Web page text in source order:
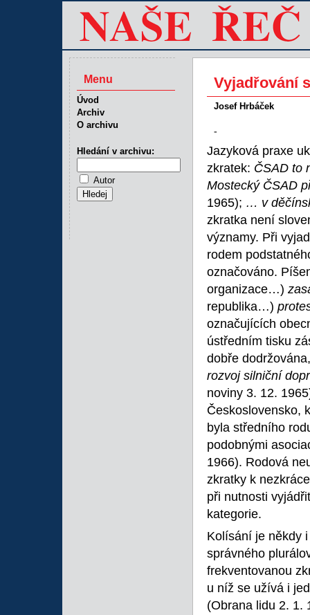
Vyjadřování
Josef Hrbáček
-
Jazyková praxe
zkratek: ČSAD to
Mostecký ČSAD
1965); … v
zkratka není
významy. Při
rodem
označováno.
organizace…)
republika…)
označujících
ústředním tisku
dobře
rozvoj silniční
noviny 3. 12.
Československo,
byla středního
podobnými
1966). Rodová
zkratky k
při nutnosti
kategorie.
Kolísání je někdy
správného
frekventovanou
u níž se užívá i
(Obrana lidu 2. 1.
Menu
Úvod
Archiv
O archivu
Hledání v archivu:
Autor